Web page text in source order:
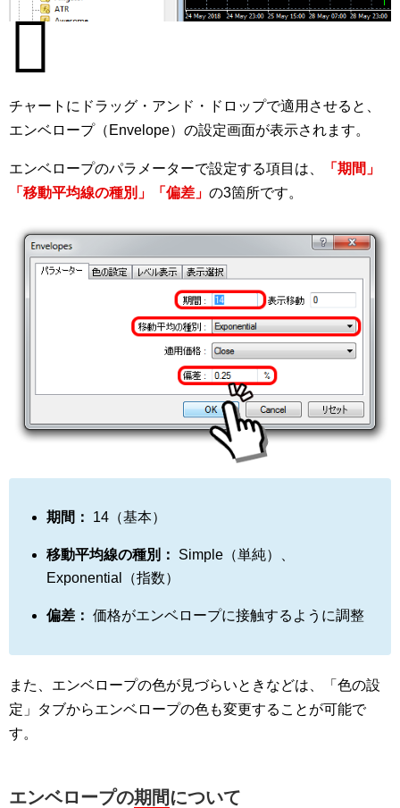
チャートにドラッグ・アンド・ドロップで適用させると、
エンベロープ（Envelope）の設定画面が表示されます。
エンベロープのパラメーターで設定する項目は、
「期間」
「移動平均線の種別」「偏差」 の3箇所です。
期間： 14（基本）
移動平均線の種別：
Simple（単純）、
Exponential（指数）
偏差： 価格がエンベロープに接触するように調整
また、エンベロープの色が見づらいときなどは、「色の設
定」タブからエンベロープの色も変更することが可能で
す。
エンベロープの期間 について